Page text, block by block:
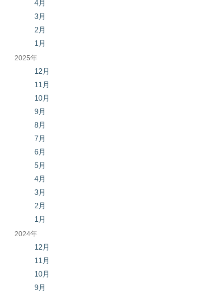
4月
3月
2月
1月
2025年
12月
11月
10月
9月
8月
7月
6月
5月
4月
3月
2月
1月
2024年
12月
11月
10月
9月